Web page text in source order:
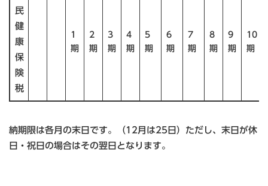
民
健
康
保
険
税
1
期
2
期
3
期
4
期
5
期
6
期
7
期
8
期
9
期
10
期
納期限は各月の末日です。（12月は25日）ただし、末日が休
日・祝日の場合はその翌日となります。